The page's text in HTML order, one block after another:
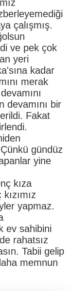
çalışmış.
ve pek çok
yeri
kadar
merak
devamını bir
Fakat
gündüz
yine
kıza
yapmaz.
ev sahibini
rahatsız
Tabii gelip
memnun